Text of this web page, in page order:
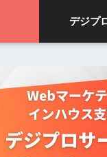
デジプ